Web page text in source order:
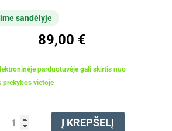
sandėlyje
89,00 €
parduotuvėje gali skirtis nuo
prekybos vietoje
kiekis:
Į KREPŠELĮ